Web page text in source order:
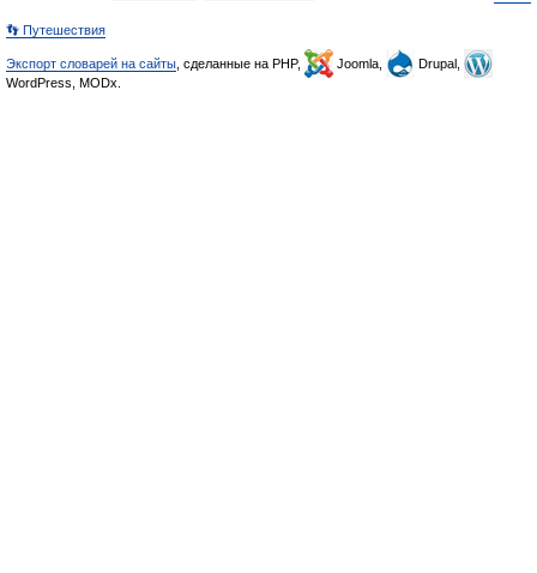
👣 Путешествия
Экспорт словарей на сайты , сделанные на PHP, Joomla,
Drupal,
WordPress, MODx.